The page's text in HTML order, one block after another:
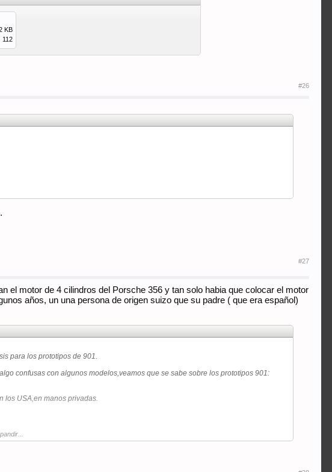
KB
112
#26
#27
el motor de 4 cilindros del Porsche 356 y tan solo habia que colocar el motor
años, un una persona de origen suizo que su padre ( que era español)
para los prototipos de 901.
confusas con algunos modelos,veamos que se sabe sobre los prototipos 901:
los USA,en manos privadas.